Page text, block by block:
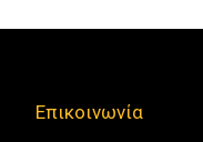
Επικοινωνία